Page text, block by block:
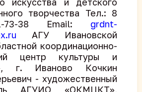
творчества Тел.: 8
73-38 Email: grdnt-
АГУ Ивановской
координационно-
центр культуры и
г. Иваново Кочкин
- художественный
АГУИО «ОКМЦКТ»,